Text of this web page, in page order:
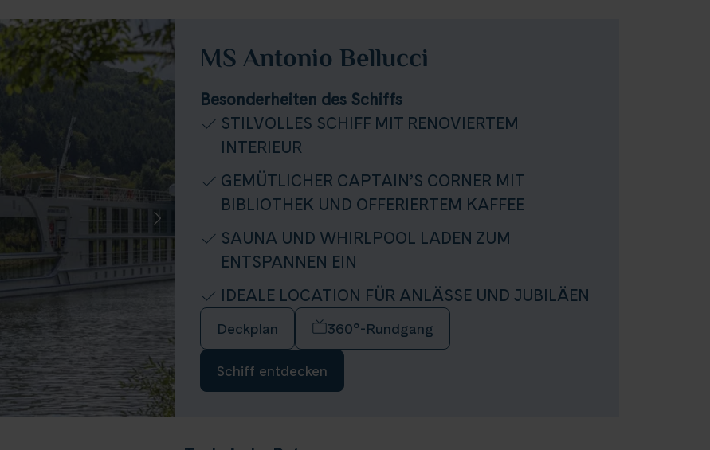
MS Antonio Bellucci
Besonderheiten des Schiffs
STILVOLLES SCHIFF MIT RENOVIERTEM
INTERIEUR
GEMÜTLICHER CAPTAIN’S CORNER MIT
BIBLIOTHEK UND OFFERIERTEM KAFFEE
SAUNA UND WHIRLPOOL LADEN ZUM
ENTSPANNEN EIN
IDEALE LOCATION FÜR ANLÄSSE UND JUBILÄEN
Deckplan 360°-Rundgang
Schiff entdecken